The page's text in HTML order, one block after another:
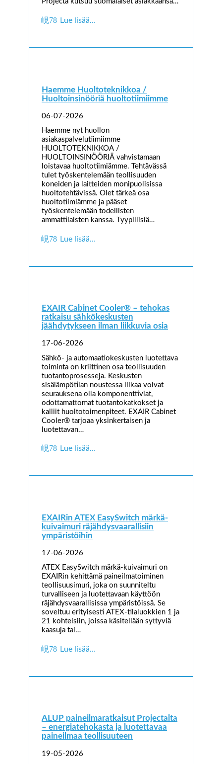
Lue lisää…
Haemme Huoltoteknikkoa /
Huoltoinsinööriä huoltotiimiimme
06-07-2026
Haemme nyt huollon
asiakaspalvelutiimiimme
HUOLTOTEKNIKKOA /
HUOLTOINSINÖÖRIÄ vahvistamaan
loistavaa huoltotiimiämme. Tehtävässä
tulet työskentelemään teollisuuden
koneiden ja laitteiden monipuolisissa
huoltotehtävissä. Olet tärkeä osa
huoltotiimiämme ja pääset
työskentelemään todellisten
ammattilaisten kanssa. Tyypillisiä…
Lue lisää…
EXAIR Cabinet Cooler® – tehokas
ratkaisu sähkökeskusten
jäähdytykseen ilman liikkuvia osia
17-06-2026
Sähkö- ja automaatiokeskusten luotettava
toiminta on kriittinen osa teollisuuden
tuotantoprosesseja. Keskusten
sisälämpötilan noustessa liikaa voivat
seurauksena olla komponenttiviat,
odottamattomat tuotantokatkokset ja
kalliit huoltotoimenpiteet. EXAIR Cabinet
Cooler® tarjoaa yksinkertaisen ja
luotettavan…
Lue lisää…
EXAIRin ATEX EasySwitch märkä-
kuivaimuri räjähdysvaarallisiin
ympäristöihin
17-06-2026
ATEX EasySwitch märkä-kuivaimuri on
EXAIRin kehittämä paineilmatoiminen
teollisuusimuri, joka on suunniteltu
turvalliseen ja luotettavaan käyttöön
räjähdysvaarallisissa ympäristöissä. Se
soveltuu erityisesti ATEX-tilaluokkien 1 ja
21 kohteisiin, joissa käsitellään syttyviä
kaasuja tai…
Lue lisää…
ALUP paineilmaratkaisut Projectalta
– energiatehokasta ja luotettavaa
paineilmaa teollisuuteen
19-05-2026